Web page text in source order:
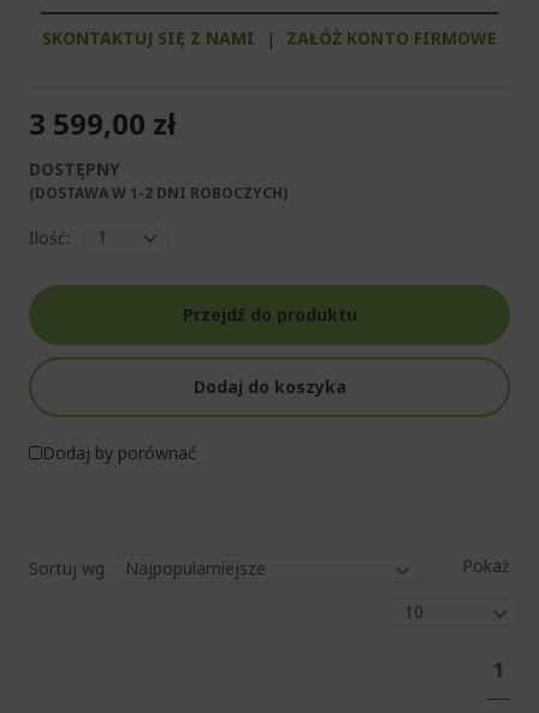
SKONTAKTUJ SIĘ Z NAMI | ZAŁÓŻ KONTO FIRMOWE
3 599,00 zł
DOSTĘPNY
(DOSTAWA W 1-2 DNI ROBOCZYCH)​
Ilość:
Przejdź do produktu
Dodaj do koszyka
Dodaj by porównać
Sortuj wg Pokaż
1